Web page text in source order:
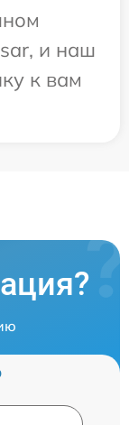
и наш
к вам